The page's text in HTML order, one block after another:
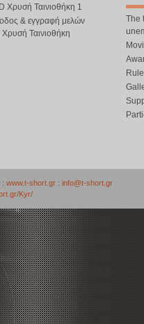
Χρυσή Ταινιοθήκη 1
& εγγραφή μελών
Χρυσή Ταινιοθήκη
The
: www.t-short.gr : info@t-short.gr
Kyr/